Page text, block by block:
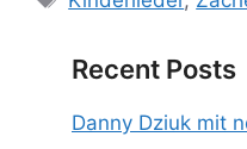
Recent Posts
Danny Dziuk mit